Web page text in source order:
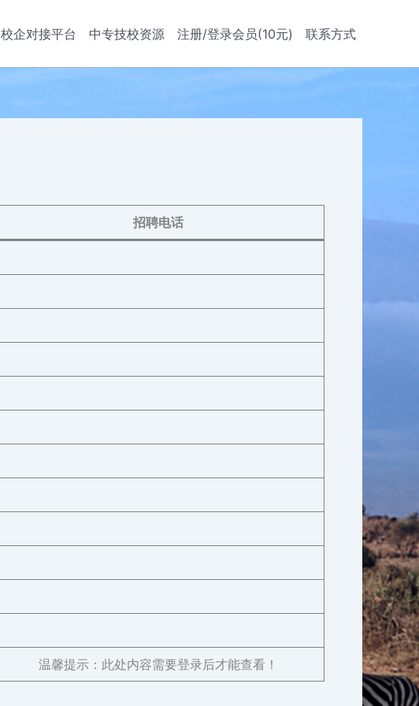
校企对接平台 中专技校资源 注册/登录会员(10元) 联系方式
招聘电话
温馨提示：此处内容需要登录后才能查看！